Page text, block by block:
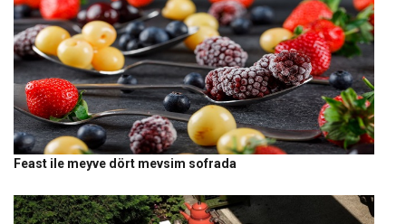
Feast ile meyve dört mevsim sofrada